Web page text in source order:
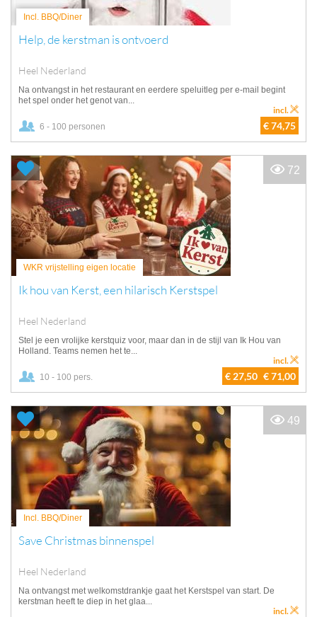
Incl. BBQ/Diner
Help, de kerstman is ontvoerd
Heel Nederland
Na ontvangst in het restaurant en eerdere speluitleg per e-mail begint
het spel onder het genot van...
6 - 100 personen € 74,75
incl.
WKR vrijstelling eigen locatie
Ik hou van Kerst, een hilarisch Kerstspel
Heel Nederland
Stel je een vrolijke kerstquiz voor, maar dan in de stijl van Ik Hou van
Holland. Teams nemen het te...
10 - 100 pers. € 27,50 € 71,00
incl.
72
Incl. BBQ/Diner
Save Christmas binnenspel
Heel Nederland
Na ontvangst met welkomstdrankje gaat het Kerstspel van start. De
kerstman heeft te diep in het glaa...
incl.
49